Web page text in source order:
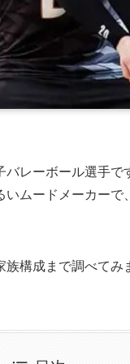
レーボール選手
ムードメーカーで
構成まで調べてみ